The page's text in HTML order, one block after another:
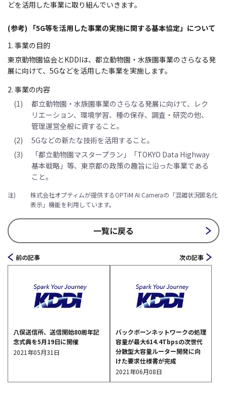
どを活用した事業に取り組んでいきます。
(参考) 「5G等を活用した事業の実施に関する基本協定」について
1. 事業の目的
東京動物園協会とKDDIは、都立動物園・水族園事業のさらなる発
展に向けて、5Gなどを活用した事業を実施します。
2. 事業の内容
(1)
都立動物園・水族園事業のさらなる発展に向けて、レク
リエーション、環境学習、種の保存、調査・研究の他、
管理運営全般に資すること。
(2)
5Gなどの新たな技術を活用すること。
(3)
「都立動物園マスタープラン」「TOKYO Data Highway
基本戦略」等、東京都の政策の趣旨に沿った事業である
こと。
注)
株式会社オプティムが提供するOPTiM AI Cameraの「混雑状況匿名化
表示」機能を利用しています。
一覧に戻る
前の記事
八俣送信所、送信開始80周年記
念式典を5月19日に開催
2021年05月31日
次の記事
バックボーンネットワークの処理
容量が最大614.4Tbpsの次世代
分散型大容量ルーター開発に向
けた要求仕様書が完成
2021年06月08日